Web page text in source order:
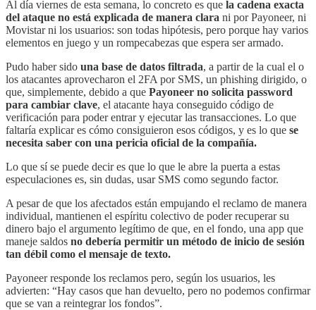
Al día viernes de esta semana, lo concreto es que la cadena exacta
del ataque no está explicada de manera clara ni por Payoneer, ni
Movistar ni los usuarios: son todas hipótesis, pero porque hay varios
elementos en juego y un rompecabezas que espera ser armado.
Pudo haber sido una base de datos filtrada, a partir de la cual el o
los atacantes aprovecharon el 2FA por SMS, un phishing dirigido, o
que, simplemente, debido a que Payoneer no solicita password
para cambiar clave, el atacante haya conseguido código de
verificación para poder entrar y ejecutar las transacciones. Lo que
faltaría explicar es cómo consiguieron esos códigos, y es lo que se
necesita saber con una pericia oficial de la compañía.
Lo que sí se puede decir es que lo que le abre la puerta a estas
especulaciones es, sin dudas, usar SMS como segundo factor.
A pesar de que los afectados están empujando el reclamo de manera
individual, mantienen el espíritu colectivo de poder recuperar su
dinero bajo el argumento legítimo de que, en el fondo, una app que
maneje saldos no debería permitir un método de inicio de sesión
tan débil como el mensaje de texto.
Payoneer responde los reclamos pero, según los usuarios, les
advierten: “Hay casos que han devuelto, pero no podemos confirmar
que se van a reintegrar los fondos”.